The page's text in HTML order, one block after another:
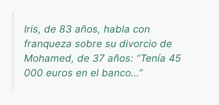
Iris, de 83 años, habla con
franqueza sobre su divorcio de
Mohamed, de 37 años: “Tenía 45
000 euros en el banco…”